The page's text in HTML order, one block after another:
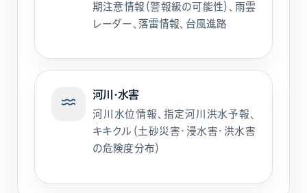
期注意情報（警報級の可能性）、雨雲
レーダー、落雷情報、台風進路
河川・水害
河川水位情報、指定河川洪水予報、
キキクル（土砂災害・浸水害・洪水害
の危険度分布）